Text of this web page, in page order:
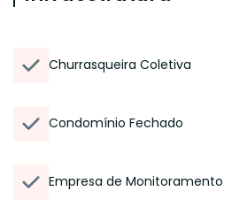
Churrasqueira Coletiva
Condomínio Fechado
Empresa de Monitoramento